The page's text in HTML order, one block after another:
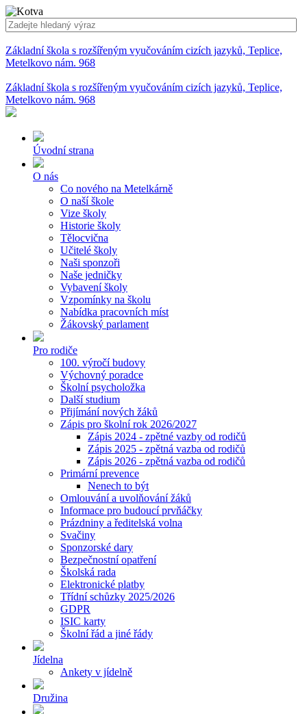
Základní škola s rozšířeným vyučováním cizích jazyků, Teplice,
Metelkovo nám. 968
Základní škola s rozšířeným vyučováním cizích jazyků, Teplice,
Metelkovo nám. 968
Úvodní strana
O nás
Co nového na Metelkárně
O naší škole
Vize školy
Historie školy
Tělocvična
Učitelé školy
Naši sponzoři
Naše jedničky
Vybavení školy
Vzpomínky na školu
Nabídka pracovních míst
Žákovský parlament
Pro rodiče
100. výročí budovy
Výchovný poradce
Školní psycholožka
Další studium
Přijímání nových žáků
Zápis pro školní rok 2026/2027
Zápis 2024 - zpětné vazby od rodičů
Zápis 2025 - zpětná vazba od rodičů
Zápis 2026 - zpětná vazba od rodičů
Primární prevence
Nenech to být
Omlouvání a uvolňování žáků
Informace pro budoucí prvňáčky
Prázdniny a ředitelská volna
Svačiny
Sponzorské dary
Bezpečnostní opatření
Školská rada
Elektronické platby
Třídní schůzky 2025/2026
GDPR
ISIC karty
Školní řád a jiné řády
Jídelna
Ankety v jídelně
Družina